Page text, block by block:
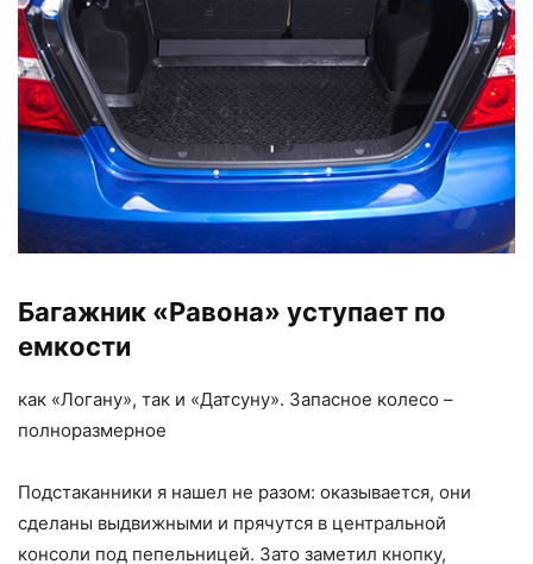
Багажник «Равона» уступает по
емкости
как «Логану», так и «Датсуну». Запасное колесо –
полноразмерное
Подстаканники я нашел не разом: оказывается, они
сделаны выдвижными и прячутся в центральной
консоли под пепельницей. Зато заметил кнопку,